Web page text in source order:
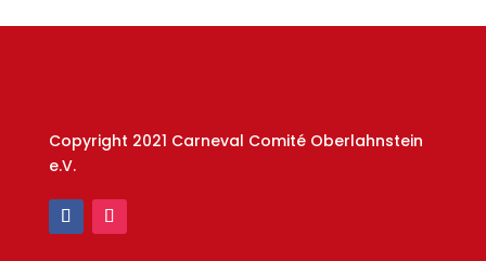
Copyright 2021 Carneval Comité Oberlahnstein
e.V.